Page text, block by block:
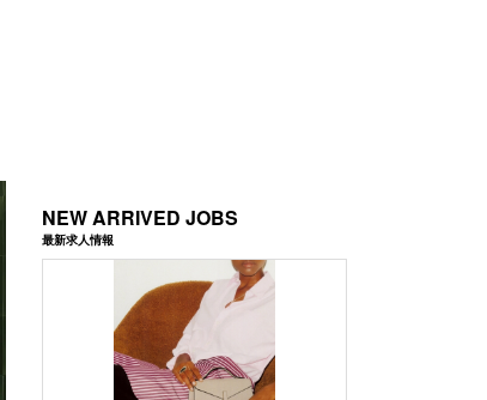
NEW ARRIVED JOBS
最新求人情報